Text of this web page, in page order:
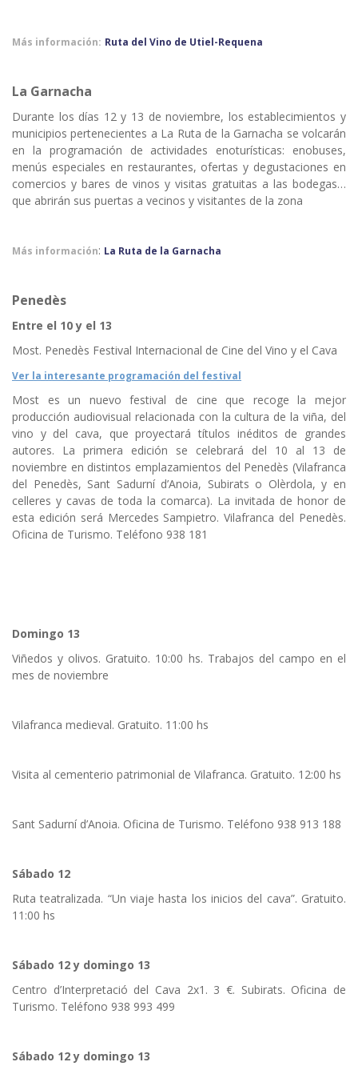
Más información: Ruta del Vino de Utiel-Requena
La Garnacha
Durante los días 12 y 13 de noviembre, los establecimientos y
municipios pertenecientes a La Ruta de la Garnacha se volcarán
en la programación de actividades enoturísticas: enobuses,
menús especiales en restaurantes, ofertas y degustaciones en
comercios y bares de vinos y visitas gratuitas a las bodegas…
que abrirán sus puertas a vecinos y visitantes de la zona
Más información: La Ruta de la Garnacha
Penedès
Entre el 10 y el 13
Most. Penedès Festival Internacional de Cine del Vino y el Cava
Ver la interesante programación del festival
Most es un nuevo festival de cine que recoge la mejor
producción audiovisual relacionada con la cultura de la viña, del
vino y del cava, que proyectará títulos inéditos de grandes
autores. La primera edición se celebrará del 10 al 13 de
noviembre en distintos emplazamientos del Penedès (Vilafranca
del Penedès, Sant Sadurní d’Anoia, Subirats o Olèrdola, y en
celleres y cavas de toda la comarca). La invitada de honor de
esta edición será Mercedes Sampietro. Vilafranca del Penedès.
Oficina de Turismo. Teléfono 938 181
Domingo 13
Viñedos y olivos. Gratuito. 10:00 hs. Trabajos del campo en el
mes de noviembre
Vilafranca medieval. Gratuito. 11:00 hs
Visita al cementerio patrimonial de Vilafranca. Gratuito. 12:00 hs
Sant Sadurní d’Anoia. Oficina de Turismo. Teléfono 938 913 188
Sábado 12
Ruta teatralizada. “Un viaje hasta los inicios del cava”. Gratuito.
11:00 hs
Sábado 12 y domingo 13
Centro d’Interpretació del Cava 2x1. 3 €. Subirats. Oficina de
Turismo. Teléfono 938 993 499
Sábado 12 y domingo 13